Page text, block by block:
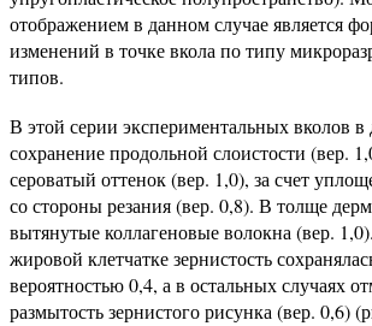
отображением в данном случае является
изменений в точке вкола по типу
типов.
В этой серии экспериментальных вколов в
сохранение продольной слоистости (вер.
сероватый оттенок (вер. 1,0), за счет
со стороны резания (вер. 0,8). В толще
вытянутые коллагеновые волокна (вер.
жировой клетчатке зернистость
вероятностью 0,4, а в остальных случаях
размытость зернистого рисунка (вер. 0,6)